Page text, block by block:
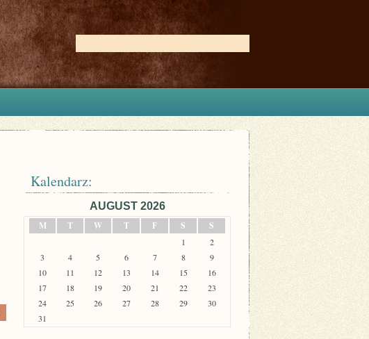
Kalendarz:
AUGUST 2026
M
T W T F S S
1
2
3
4 5 6 7 8
9
10
11 12 13 14 15
16
17
18 19 20 21 22
23
24
25 26 27 28 29
30
31